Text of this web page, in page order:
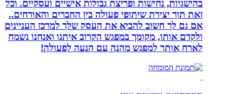
בהישגיות, נחישות ופריצת גבולות אישיים ועסקיים. וכל
זאת תוך יצירת שיתופי פעולה בין החברים והאורחים..
אם גם לך חשוב להביא את העסק שלך למרכז העניינים
ולקדם אותו, מקומך במפגש הקרוב איתנו ואנחנו נשמח
לארח אותך למפגש מהנה עם הנעה לפעולה!